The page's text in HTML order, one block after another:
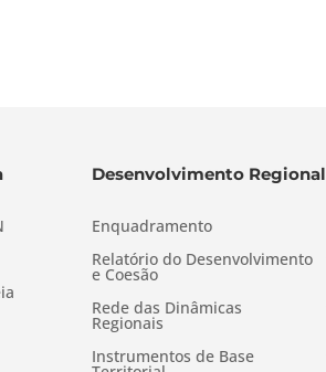
Desenvolvimento Regional
Enquadramento
Relatório do Desenvolvimento
e Coesão
Rede das Dinâmicas
Regionais
Instrumentos de Base